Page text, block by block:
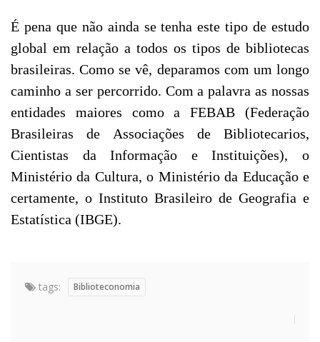
É pena que não ainda se tenha este tipo de estudo
global em relação a todos os tipos de bibliotecas
brasileiras. Como se vê, deparamos com um longo
caminho a ser percorrido. Com a palavra as nossas
entidades maiores como a FEBAB (Federação
Brasileiras de Associações de Bibliotecarios,
Cientistas da Informação e Instituições), o
Ministério da Cultura, o Ministério da Educação e
certamente, o Instituto Brasileiro de Geografia e
Estatística (IBGE).
tags: Biblioteconomia